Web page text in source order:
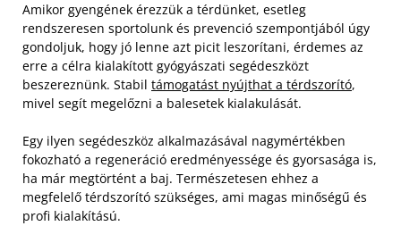
Amikor gyengének érezzük a térdünket, esetleg
rendszeresen sportolunk és prevenció szempontjából úgy
gondoljuk, hogy jó lenne azt picit leszorítani, érdemes az
erre a célra kialakított gyógyászati segédeszközt
beszereznünk. Stabil támogatást nyújthat a térdszorító,
mivel segít megelőzni a balesetek kialakulását.
Egy ilyen segédeszköz alkalmazásával nagymértékben
fokozható a regeneráció eredményessége és gyorsasága is,
ha már megtörtént a baj. Természetesen ehhez a
megfelelő térdszorító szükséges, ami magas minőségű és
profi kialakítású.